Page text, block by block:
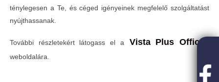
ténylegesen a Te, és céged igényeinek megfelelő szolgáltatást
nyújthassanak.
További részletekért látogass el a Vista Plus Offices
weboldalára.